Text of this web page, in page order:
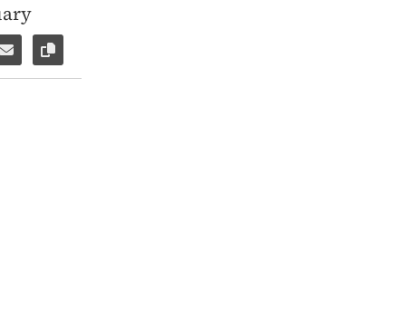
via Facebook Messenger
Share via E-Mail
Copy link to page